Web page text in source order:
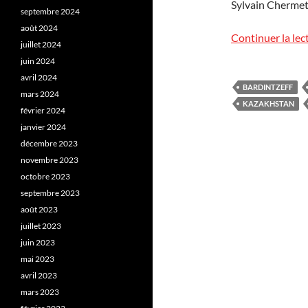
Sylvain
Continuer la
BARDINTZEFF
KAZAKHSTAN
septembre 2024
août 2024
juillet 2024
juin 2024
avril 2024
mars 2024
février 2024
janvier 2024
décembre 2023
novembre 2023
octobre 2023
septembre 2023
août 2023
juillet 2023
juin 2023
mai 2023
avril 2023
mars 2023